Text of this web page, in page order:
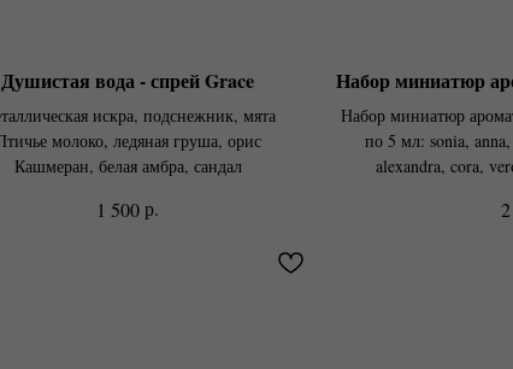
Душистая вода - спрей Grace
искра, подснежник, мята
молоко, ледяная груша, орис
Кашмеран, белая амбра, сандал
1 500р.
Набор миниатюр
Набор миниатюр
по 5 мл: sonia,
alexandra, cora,